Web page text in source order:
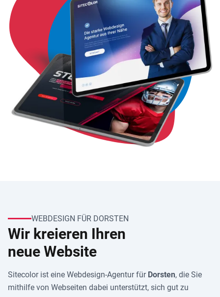
WEBDESIGN FÜR DORSTEN
Wir kreieren Ihren
neue Website
Sitecolor ist eine Webdesign-Agentur für Dorsten, die Sie
mithilfe von Webseiten dabei unterstützt, sich gut zu